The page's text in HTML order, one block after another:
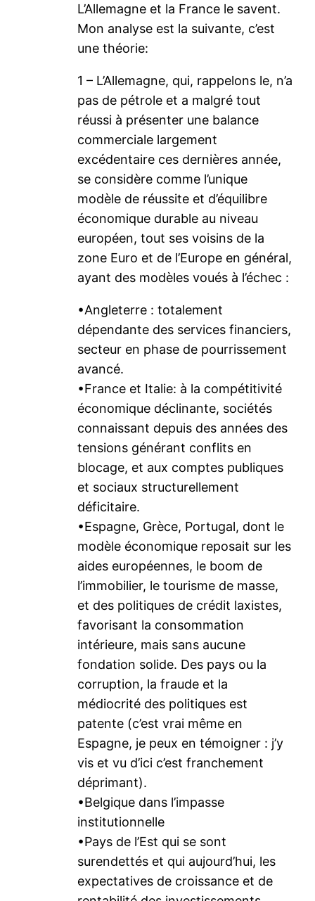
L’Allemagne et la France le savent.
Mon analyse est la suivante, c’est
une théorie:
1 – L’Allemagne, qui, rappelons le, n’a
pas de pétrole et a malgré tout
réussi à présenter une balance
commerciale largement
excédentaire ces dernières année,
se considère comme l’unique
modèle de réussite et d’équilibre
économique durable au niveau
européen, tout ses voisins de la
zone Euro et de l’Europe en général,
ayant des modèles voués à l’échec :
•Angleterre : totalement
dépendante des services financiers,
secteur en phase de pourrissement
avancé.
•France et Italie: à la compétitivité
économique déclinante, sociétés
connaissant depuis des années des
tensions générant conflits en
blocage, et aux comptes publiques
et sociaux structurellement
déficitaire.
•Espagne, Grèce, Portugal, dont le
modèle économique reposait sur les
aides européennes, le boom de
l’immobilier, le tourisme de masse,
et des politiques de crédit laxistes,
favorisant la consommation
intérieure, mais sans aucune
fondation solide. Des pays ou la
corruption, la fraude et la
médiocrité des politiques est
patente (c’est vrai même en
Espagne, je peux en témoigner : j’y
vis et vu d’ici c’est franchement
déprimant).
•Belgique dans l’impasse
institutionnelle
•Pays de l’Est qui se sont
surendettés et qui aujourd’hui, les
expectatives de croissance et de